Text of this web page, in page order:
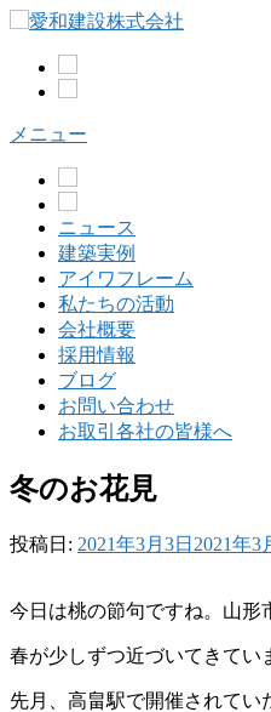
へ
メニュー
ニュース
建築実例
アイワフレーム
私たちの活動
会社概要
採用情報
ブログ
お問い合わせ
お取引各社の皆様へ
冬のお花見
投稿日: 2021年3月3日 2021年3
今日は桃の節句ですね。山形
春が少しずつ近づいてきてい
先月、高畠駅で開催されてい